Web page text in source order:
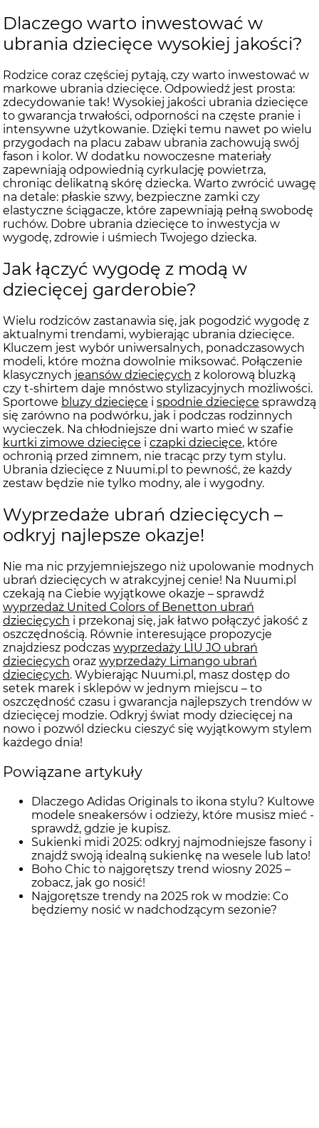
Dlaczego warto inwestować w
ubrania dziecięce wysokiej jakości?
Rodzice coraz częściej pytają, czy warto inwestować w
markowe ubrania dziecięce. Odpowiedź jest prosta:
zdecydowanie tak! Wysokiej jakości ubrania dziecięce
to gwarancja trwałości, odporności na częste pranie i
intensywne użytkowanie. Dzięki temu nawet po wielu
przygodach na placu zabaw ubrania zachowują swój
fason i kolor. W dodatku nowoczesne materiały
zapewniają odpowiednią cyrkulację powietrza,
chroniąc delikatną skórę dziecka. Warto zwrócić uwagę
na detale: płaskie szwy, bezpieczne zamki czy
elastyczne ściągacze, które zapewniają pełną swobodę
ruchów. Dobre ubrania dziecięce to inwestycja w
wygodę, zdrowie i uśmiech Twojego dziecka.
Jak łączyć wygodę z modą w
dziecięcej garderobie?
Wielu rodziców zastanawia się, jak pogodzić wygodę z
aktualnymi trendami, wybierając ubrania dziecięce.
Kluczem jest wybór uniwersalnych, ponadczasowych
modeli, które można dowolnie miksować. Połączenie
klasycznych jeansów dziecięcych z kolorową bluzką
czy t-shirtem daje mnóstwo stylizacyjnych możliwości.
Sportowe bluzy dziecięce i spodnie dziecięce sprawdzą
się zarówno na podwórku, jak i podczas rodzinnych
wycieczek. Na chłodniejsze dni warto mieć w szafie
kurtki zimowe dziecięce i czapki dziecięce, które
ochronią przed zimnem, nie tracąc przy tym stylu.
Ubrania dziecięce z Nuumi.pl to pewność, że każdy
zestaw będzie nie tylko modny, ale i wygodny.
Wyprzedaże ubrań dziecięcych –
odkryj najlepsze okazje!
Nie ma nic przyjemniejszego niż upolowanie modnych
ubrań dziecięcych w atrakcyjnej cenie! Na Nuumi.pl
czekają na Ciebie wyjątkowe okazje – sprawdź
wyprzedaż United Colors of Benetton ubrań
dziecięcych i przekonaj się, jak łatwo połączyć jakość z
oszczędnością. Równie interesujące propozycje
znajdziesz podczas wyprzedaży LIU JO ubrań
dziecięcych oraz wyprzedaży Limango ubrań
dziecięcych. Wybierając Nuumi.pl, masz dostęp do
setek marek i sklepów w jednym miejscu – to
oszczędność czasu i gwarancja najlepszych trendów w
dziecięcej modzie. Odkryj świat mody dziecięcej na
nowo i pozwól dziecku cieszyć się wyjątkowym stylem
każdego dnia!
Powiązane artykuły
Dlaczego Adidas Originals to ikona stylu? Kultowe
modele sneakersów i odzieży, które musisz mieć -
sprawdź, gdzie je kupisz.
Sukienki midi 2025: odkryj najmodniejsze fasony i
znajdź swoją idealną sukienkę na wesele lub lato!
Boho Chic to najgorętszy trend wiosny 2025 –
zobacz, jak go nosić!
Najgorętsze trendy na 2025 rok w modzie: Co
będziemy nosić w nadchodzącym sezonie?